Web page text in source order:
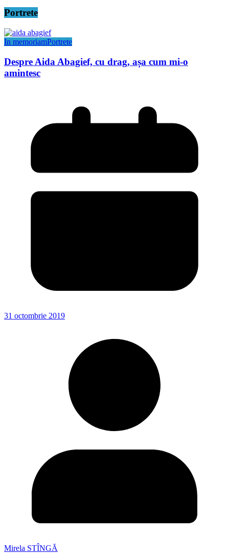
Portrete
In memoriamPortrete
Despre Aida Abagief, cu drag, așa cum mi-o
amintesc
31 octombrie 2019
Mirela STÎNGĂ